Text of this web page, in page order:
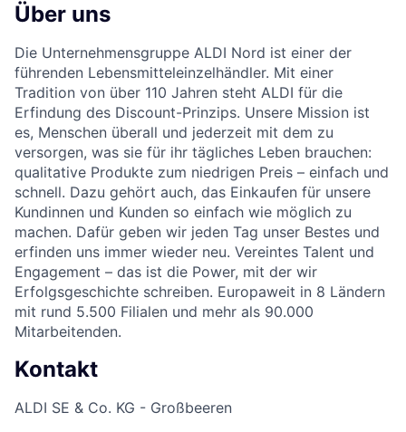
Über uns
Die Unternehmensgruppe ALDI Nord ist einer der
führenden Lebensmitteleinzelhändler. Mit einer
Tradition von über 110 Jahren steht ALDI für die
Erfindung des Discount-Prinzips. Unsere Mission ist
es, Menschen überall und jederzeit mit dem zu
versorgen, was sie für ihr tägliches Leben brauchen:
qualitative Produkte zum niedrigen Preis – einfach und
schnell. Dazu gehört auch, das Einkaufen für unsere
Kundinnen und Kunden so einfach wie möglich zu
machen. Dafür geben wir jeden Tag unser Bestes und
erfinden uns immer wieder neu. Vereintes Talent und
Engagement – das ist die Power, mit der wir
Erfolgsgeschichte schreiben. Europaweit in 8 Ländern
mit rund 5.500 Filialen und mehr als 90.000
Mitarbeitenden.
Kontakt
ALDI SE & Co. KG - Großbeeren